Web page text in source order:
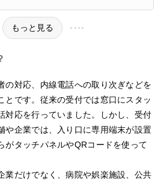
もっと見る
の対応、内線電話への取り次ぎなどを
とです。従来の受付では窓口にスタッ
対応を行っていました。しかし、受付
や企業では、入り口に専用端末が設置
がタッチパネルやQRコードを使って
業だけでなく、病院や娯楽施設、公共